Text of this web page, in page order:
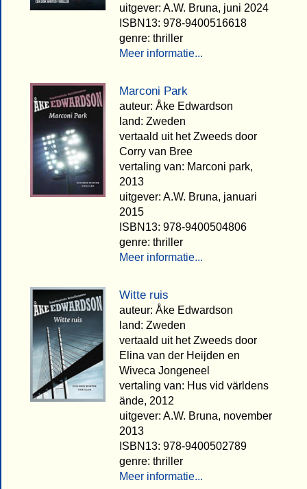
uitgever: A.W. Bruna, juni 2024
ISBN13: 978-9400516618
genre: thriller
Meer informatie...
Marconi Park
auteur: Åke Edwardson
land: Zweden
vertaald uit het Zweeds door
Corry van Bree
vertaling van: Marconi park,
2013
uitgever: A.W. Bruna, januari
2015
ISBN13: 978-9400504806
genre: thriller
Meer informatie...
Witte ruis
auteur: Åke Edwardson
land: Zweden
vertaald uit het Zweeds door
Elina van der Heijden en
Wiveca Jongeneel
vertaling van: Hus vid världens
ände, 2012
uitgever: A.W. Bruna, november
2013
ISBN13: 978-9400502789
genre: thriller
Meer informatie...